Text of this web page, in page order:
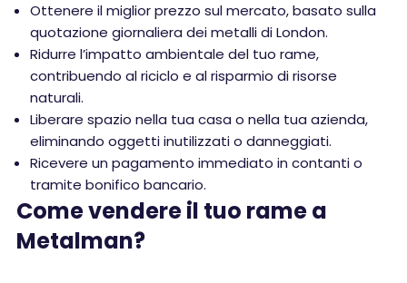
Ottenere il miglior prezzo sul mercato, basato sulla
quotazione giornaliera dei metalli di London.
Ridurre l’impatto ambientale del tuo rame,
contribuendo al riciclo e al risparmio di risorse
naturali.
Liberare spazio nella tua casa o nella tua azienda,
eliminando oggetti inutilizzati o danneggiati.
Ricevere un pagamento immediato in contanti o
tramite bonifico bancario.
Come vendere il tuo rame a
Metalman?